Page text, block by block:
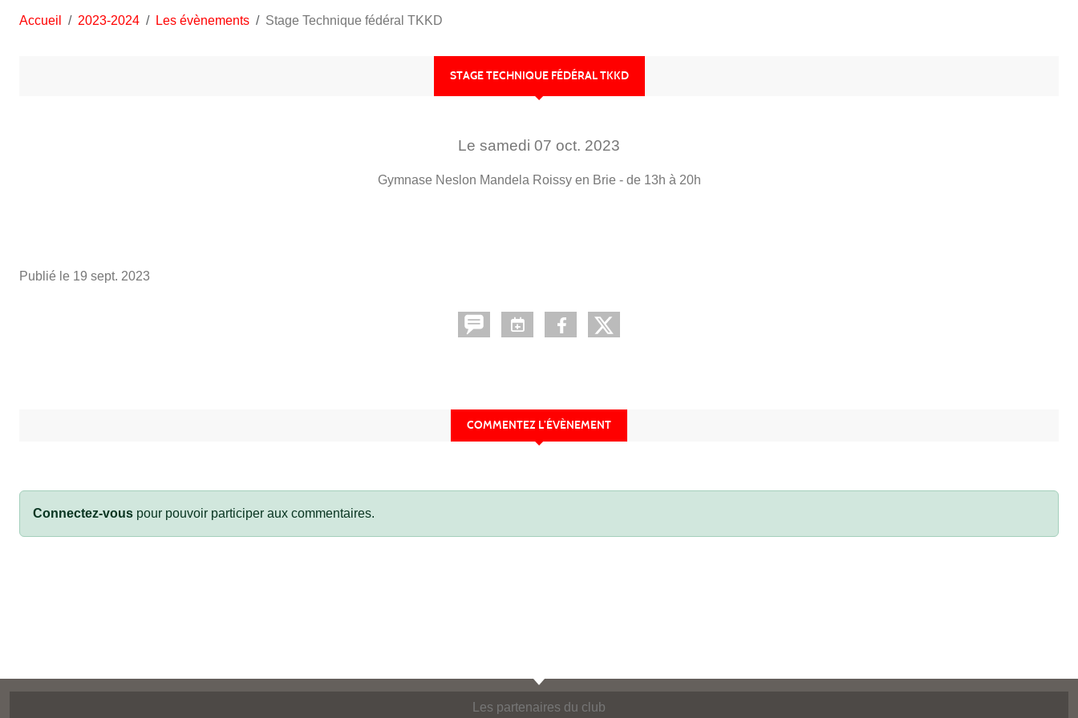
Accueil 2023-2024 Les évènements Stage Technique fédéral TKKD
STAGE TECHNIQUE FÉDÉRAL TKKD
Le samedi 07 oct. 2023
Gymnase Neslon Mandela Roissy en Brie - de 13h à 20h
Publié le 19 sept. 2023
COMMENTEZ L’ÉVÈNEMENT
Connectez-vous pour pouvoir participer aux commentaires.
Les partenaires du club